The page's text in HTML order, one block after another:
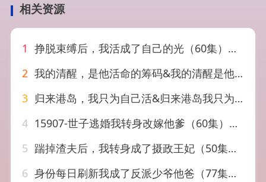
相关资源
1 挣脱束缚后，我活成了自己的光（60集）赵英男＆高威平
2 我的清醒，是他活命的筹码&我的清醒是他活命的筹码（37集）AI短剧
3 归来港岛，我只为自己活&归来港岛我只为自己活（53集）AI短剧
4 15907-世子逃婚我转身改嫁他爹（60集）李璟羿＆伍姣
5 踹掉渣夫后，我转身成了摄政王妃（50集）陈添祥
6 身份每日刷新我成了反派少爷他爸（77集）庞祯祺&刘琪